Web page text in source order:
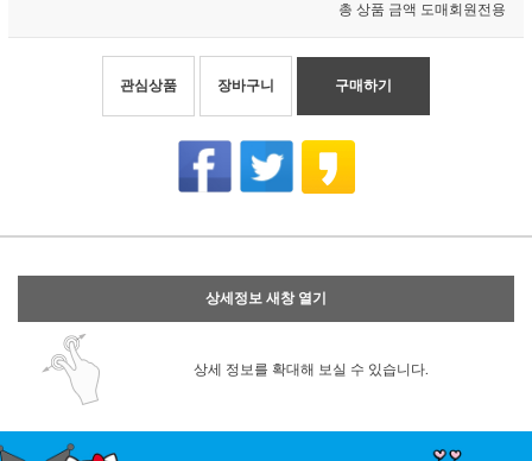
총 상품 금액 도매회원전용
관심상품 장바구니 구매하기
상세정보 새창 열기
상세 정보를 확대해 보실 수 있습니다.